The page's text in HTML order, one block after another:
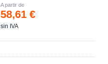
A partir de
58,61 €
sin IVA